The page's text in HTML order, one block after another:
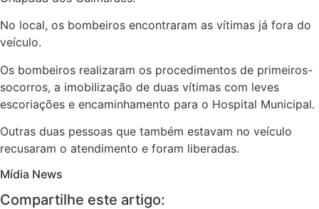
No local, os bombeiros encontraram as vítimas já fora do
veículo.
Os bombeiros realizaram os procedimentos de primeiros-
socorros, a imobilização de duas vítimas com leves
escoriações e encaminhamento para o Hospital Municipal.
Outras duas pessoas que também estavam no veículo
recusaram o atendimento e foram liberadas.
Mídia News
Compartilhe este artigo: